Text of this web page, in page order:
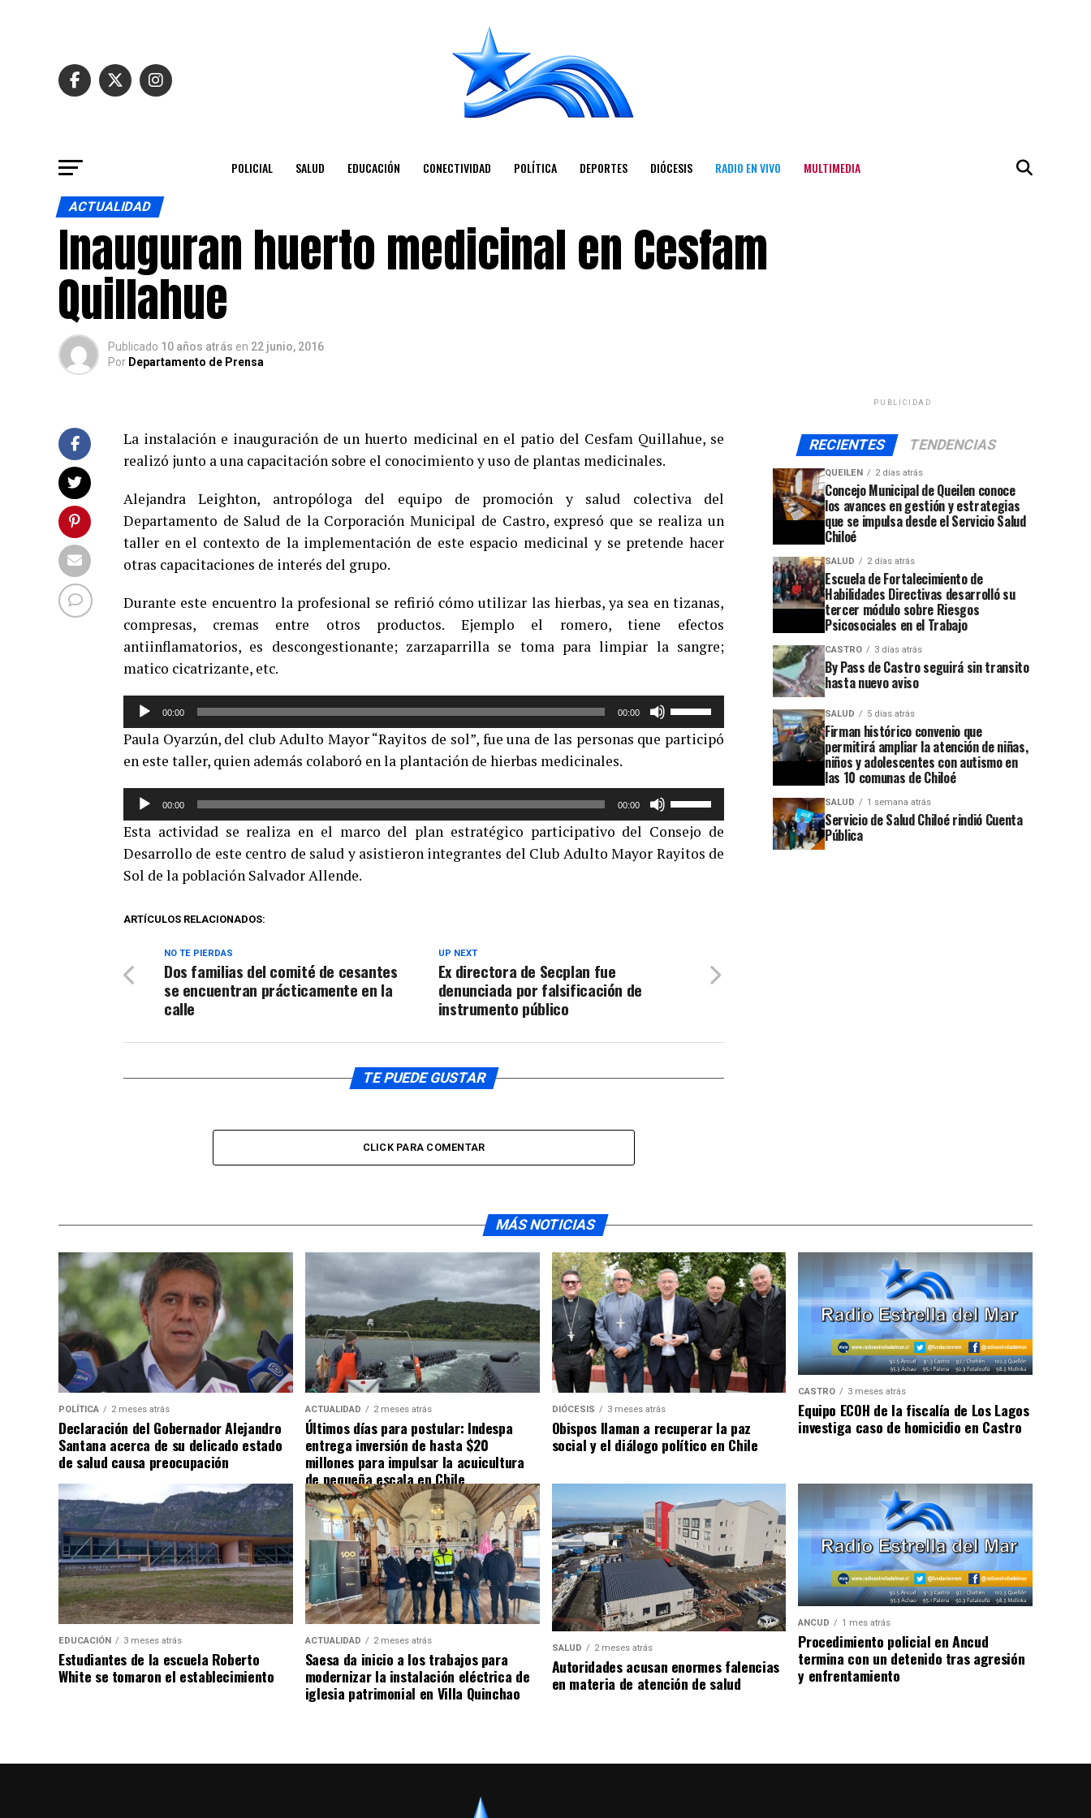
POLICIAL SALUD EDUCACIÓN CONECTIVIDAD POLÍTICA DEPORTES DIÓCESIS RADIO EN VIVO MULTIMEDIA
ACTUALIDAD
Inauguran huerto medicinal en Cesfam
Quillahue
Publicado 10 años atrás en 22 junio, 2016
Por Departamento de Prensa
La instalación e inauguración de un huerto medicinal en el patio del Cesfam Quillahue, se
realizó junto a una capacitación sobre el conocimiento y uso de plantas medicinales.
Alejandra Leighton, antropóloga del equipo de promoción y salud colectiva del
Departamento de Salud de la Corporación Municipal de Castro, expresó que se realiza un
taller en el contexto de la implementación de este espacio medicinal y se pretende hacer
otras capacitaciones de interés del grupo.
Durante este encuentro la profesional se refirió cómo utilizar las hierbas, ya sea en tizanas,
compresas, cremas entre otros productos. Ejemplo el romero, tiene efectos
antiinflamatorios, es descongestionante; zarzaparrilla se toma para limpiar la sangre;
matico cicatrizante, etc.
Reproductor
audio
00:00 00:00
teclas
arriba/abajo
para
aumentar
o
Paula Oyarzún, del club Adulto Mayor “Rayitos de sol”, fue una de las personas que participó
en este taller, quien además colaboró en la plantación de hierbas medicinales.
Reproductor
audio
00:00 00:00
teclas
de
disminuir
Esta actividad se realiza en el marco del plan estratégico participativo del Consejo de
Desarrollo de este centro de salud y asistieron integrantes del Club Adulto Mayor Rayitos de
Sol de la población Salvador Allende.
ARTÍCULOS RELACIONADOS:
UP NEXT
Ex directora de Secplan fue
denunciada por falsificación de
instrumento público
NO TE PIERDAS
Dos familias del comité de cesantes
se encuentran prácticamente en la
calle
TE PUEDE GUSTAR
CLICK PARA COMENTAR
PUBLICIDAD
RECIENTES TENDENCIAS
QUEILEN 2 días atrás
Concejo Municipal de Queilen conoce
los avances en gestión y estrategias
que se impulsa desde el Servicio Salud
Chiloé
SALUD 2 días atrás
Escuela de Fortalecimiento de
Habilidades Directivas desarrolló su
tercer módulo sobre Riesgos
Psicosociales en el Trabajo
CASTRO 3 días atrás
By Pass de Castro seguirá sin transito
hasta nuevo aviso
SALUD 5 días atrás
Firman histórico convenio que
permitirá ampliar la atención de niñas,
niños y adolescentes con autismo en
las 10 comunas de Chiloé
SALUD 1 semana atrás
Servicio de Salud Chiloé rindió Cuenta
Pública
MÁS NOTICIAS
POLÍTICA 2 meses atrás
Declaración del Gobernador Alejandro
Santana acerca de su delicado estado
de salud causa preocupación
ACTUALIDAD 2 meses atrás
Últimos días para postular: Indespa
entrega inversión de hasta $20
millones para impulsar la acuicultura
de pequeña escala en Chile
DIÓCESIS 3 meses atrás
Obispos llaman a recuperar la paz
social y el diálogo político en Chile
CASTRO 3 meses atrás
Equipo ECOH de la fiscalía de Los Lagos
investiga caso de homicidio en Castro
EDUCACIÓN 3 meses atrás
Estudiantes de la escuela Roberto
White se tomaron el establecimiento
ACTUALIDAD 2 meses atrás
Saesa da inicio a los trabajos para
modernizar la instalación eléctrica de
iglesia patrimonial en Villa Quinchao
SALUD 2 meses atrás
Autoridades acusan enormes falencias
en materia de atención de salud
ANCUD 1 mes atrás
Procedimiento policial en Ancud
termina con un detenido tras agresión
y enfrentamiento